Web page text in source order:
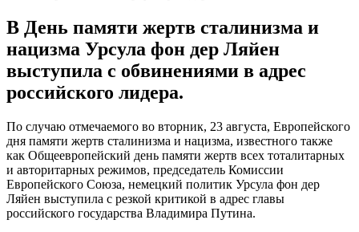
В День памяти жертв сталинизма и
нацизма Урсула фон дер Ляйен
выступила с обвинениями в адрес
российского лидера.
По случаю отмечаемого во вторник, 23 августа, Европейского
дня памяти жертв сталинизма и нацизма, известного также
как Общеевропейский день памяти жертв всех тоталитарных
и авторитарных режимов, председатель Комиссии
Европейского Союза, немецкий политик Урсула фон дер
Ляйен выступила с резкой критикой в адрес главы
российского государства Владимира Путина.